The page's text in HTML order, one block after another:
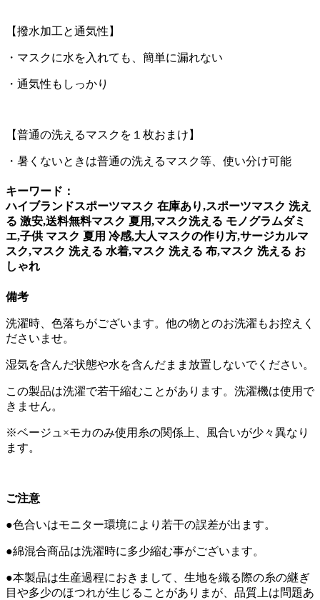
【撥水加工と通気性】
・マスクに水を入れても、簡単に漏れない
・通気性もしっかり
【普通の洗えるマスクを１枚おまけ】
・暑くないときは普通の洗えるマスク等、使い分け可能
キーワード：
ハイブランドスポーツマスク 在庫あり,スポーツマスク 洗え
る 激安,送料無料マスク 夏用,マスク洗える モノグラムダミ
エ,子供 マスク 夏用 冷感,大人マスクの作り方,サージカルマ
スク,マスク 洗える 水着,マスク 洗える 布,マスク 洗える お
しゃれ
備考
洗濯時、色落ちがございます。他の物とのお洗濯もお控えく
ださいませ。
湿気を含んだ状態や水を含んだまま放置しないでください。
この製品は洗濯で若干縮むことがあります。洗濯機は使用で
きません。
※ベージュ×モカのみ使用糸の関係上、風合いが少々異なり
ます。
ご注意
●色合いはモニター環境により若干の誤差が出ます。
●綿混合商品は洗濯時に多少縮む事がございます。
●本製品は生産過程におきまして、生地を織る際の糸の継ぎ
目や多少のほつれが生じることがありまが、品質上は問題あ